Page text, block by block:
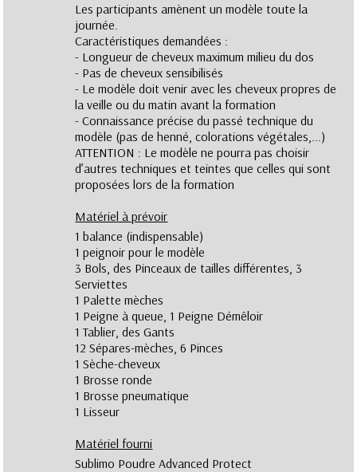
Les participants amènent un modèle toute la
journée.
Caractéristiques demandées :
- Longueur de cheveux maximum milieu du dos
- Pas de cheveux sensibilisés
- Le modèle doit venir avec les cheveux propres de
la veille ou du matin avant la formation
- Connaissance précise du passé technique du
modèle (pas de henné, colorations végétales,...)
ATTENTION : Le modèle ne pourra pas choisir
d’autres techniques et teintes que celles qui sont
proposées lors de la formation
Matériel à prévoir
1 balance (indispensable)
1 peignoir pour le modèle
3 Bols, des Pinceaux de tailles différentes, 3
Serviettes
1 Palette mèches
1 Peigne à queue, 1 Peigne Démêloir
1 Tablier, des Gants
12 Sépares-mèches, 6 Pinces
1 Sèche-cheveux
1 Brosse ronde
1 Brosse pneumatique
1 Lisseur
Matériel fourni
Sublimo Poudre Advanced Protect